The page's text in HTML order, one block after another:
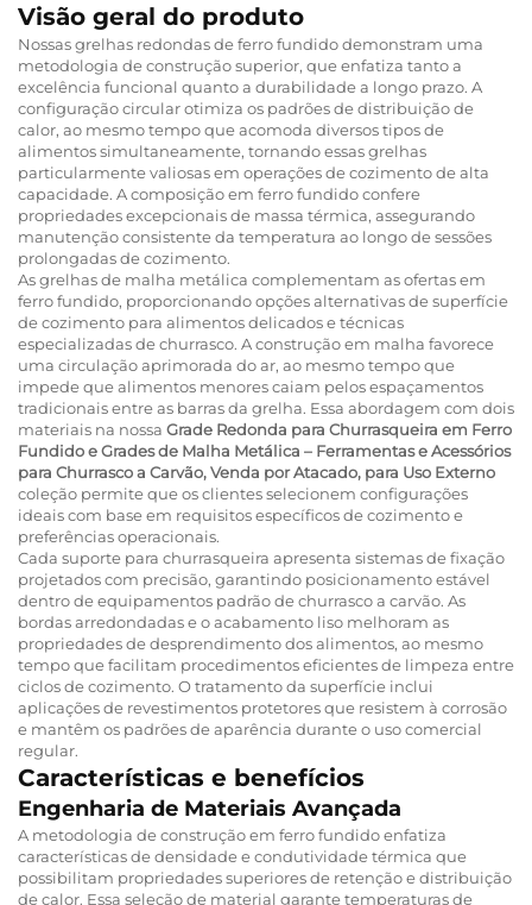
Visão geral do produto
Nossas grelhas redondas de ferro fundido demonstram uma
metodologia de construção superior, que enfatiza tanto a
excelência funcional quanto a durabilidade a longo prazo. A
configuração circular otimiza os padrões de distribuição de
calor, ao mesmo tempo que acomoda diversos tipos de
alimentos simultaneamente, tornando essas grelhas
particularmente valiosas em operações de cozimento de alta
capacidade. A composição em ferro fundido confere
propriedades excepcionais de massa térmica, assegurando
manutenção consistente da temperatura ao longo de sessões
prolongadas de cozimento.
As grelhas de malha metálica complementam as ofertas em
ferro fundido, proporcionando opções alternativas de superfície
de cozimento para alimentos delicados e técnicas
especializadas de churrasco. A construção em malha favorece
uma circulação aprimorada do ar, ao mesmo tempo que
impede que alimentos menores caiam pelos espaçamentos
tradicionais entre as barras da grelha. Essa abordagem com dois
materiais na nossa Grade Redonda para Churrasqueira em Ferro
Fundido e Grades de Malha Metálica – Ferramentas e Acessórios
para Churrasco a Carvão, Venda por Atacado, para Uso Externo
coleção permite que os clientes selecionem configurações
ideais com base em requisitos específicos de cozimento e
preferências operacionais.
Cada suporte para churrasqueira apresenta sistemas de fixação
projetados com precisão, garantindo posicionamento estável
dentro de equipamentos padrão de churrasco a carvão. As
bordas arredondadas e o acabamento liso melhoram as
propriedades de desprendimento dos alimentos, ao mesmo
tempo que facilitam procedimentos eficientes de limpeza entre
ciclos de cozimento. O tratamento da superfície inclui
aplicações de revestimentos protetores que resistem à corrosão
e mantêm os padrões de aparência durante o uso comercial
regular.
Características e benefícios
Engenharia de Materiais Avançada
A metodologia de construção em ferro fundido enfatiza
características de densidade e condutividade térmica que
possibilitam propriedades superiores de retenção e distribuição
de calor. Essa seleção de material garante temperaturas de